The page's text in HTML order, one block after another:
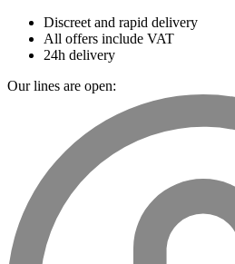
Discreet and rapid delivery
All offers include VAT
24h delivery
Our lines are open: